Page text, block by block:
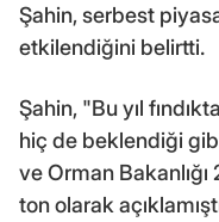
Şahin, serbest
etkilendiğini belirtti.
Şahin, "Bu yıl
hiç de beklendiği
ve Orman Bakanlığı
ton olarak